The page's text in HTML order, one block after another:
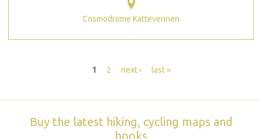
Cosmodrome Kattevennen
1 2 next › last »
Buy the latest hiking, cycling maps and
books